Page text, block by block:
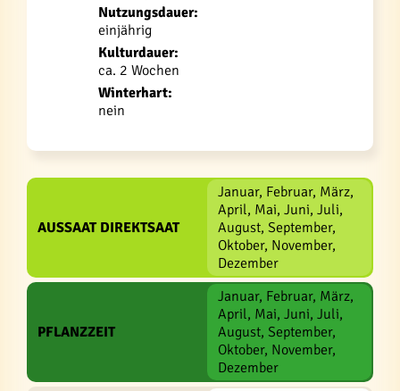
Nutzungsdauer:
einjährig
Kulturdauer:
ca. 2 Wochen
Winterhart:
nein
AUSSAAT DIREKTSAAT
Januar, Februar, März,
April, Mai, Juni, Juli,
August, September,
Oktober, November,
Dezember
PFLANZZEIT
Januar, Februar, März,
April, Mai, Juni, Juli,
August, September,
Oktober, November,
Dezember